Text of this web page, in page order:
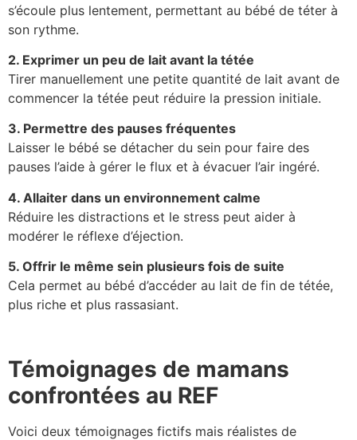
s’écoule plus lentement, permettant au bébé de téter à
son rythme.
2. Exprimer un peu de lait avant la tétée
Tirer manuellement une petite quantité de lait avant de
commencer la tétée peut réduire la pression initiale.
3. Permettre des pauses fréquentes
Laisser le bébé se détacher du sein pour faire des
pauses l’aide à gérer le flux et à évacuer l’air ingéré.
4. Allaiter dans un environnement calme
Réduire les distractions et le stress peut aider à
modérer le réflexe d’éjection.
5. Offrir le même sein plusieurs fois de suite
Cela permet au bébé d’accéder au lait de fin de tétée,
plus riche et plus rassasiant.
Témoignages de mamans
confrontées au REF
Voici deux témoignages fictifs mais réalistes de